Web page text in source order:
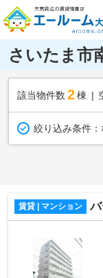
さいたま市
該当物件数 2棟
絞り込み条件：
賃貸 | マンション